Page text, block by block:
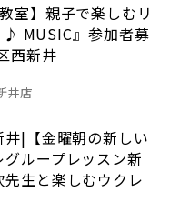
室】親子で楽しむリ
♪ MUSIC』参加者募
西新井
井店
|【金曜朝の新しい
ループレッスン新
生と楽しむウクレ